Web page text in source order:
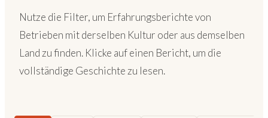
Nutze die Filter, um Erfahrungsberichte von
Betrieben mit derselben Kultur oder aus demselben
Land zu finden. Klicke auf einen Bericht, um die
vollständige Geschichte zu lesen.